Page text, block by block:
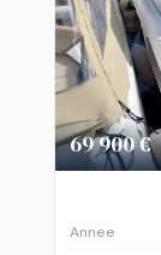
69 900 €
Annee